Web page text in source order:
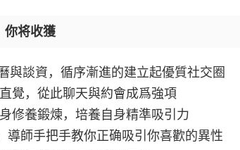
你将收獲
與談資，循序漸進的建立起優質社交圈
覺，從此聊天與約會成爲強項
修養鍛煉，培養自身精準吸引力
導師手把手教你正确吸引你喜歡的異性